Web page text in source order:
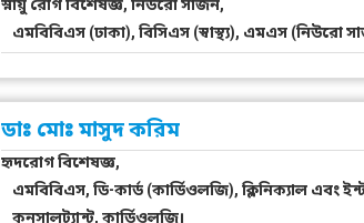
স্নায়ু রোগ বিশেষজ্ঞ, নিউরো সার্জন,
এমবিবিএস (ঢাকা), বিসিএস (স্বাস্থ্য), এমএস (নিউরো
ডাঃ মোঃ মাসুদ করিম
হৃদরোগ বিশেষজ্ঞ,
এমবিবিএস, ডি-কার্ড (কার্ডিওলজি), ক্লিনিক্যাল এবং
কনসালট্যান্ট, কার্ডিওলজি।